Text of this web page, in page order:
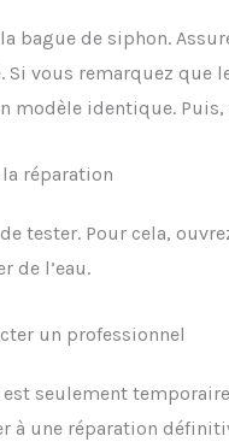
bague de siphon.
vous remarquez que
modèle identique.
réparation
tester. Pour cela,
de l’eau.
un professionnel
seulement
à une réparation